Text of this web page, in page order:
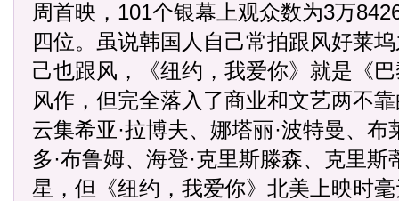
周首映，101个银幕上观众数为3万
四位。虽说韩国人自己常拍跟风好莱
己也跟风，《纽约，我爱你》就是《
风作，但完全落入了商业和文艺两不
云集希亚·拉博夫、娜塔丽·波特曼、布
多·布鲁姆、海登·克里斯滕森、克里斯
星，但《纽约，我爱你》北美上映时